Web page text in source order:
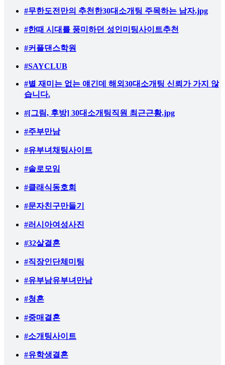
#무한도전만의 추천한30대소개팅 주목하는 남자.jpg
#한때 시대를 풍미하던 성인미팅사이트추천
#커플댄스학원
#SAYCLUB
#별 재미는 없는 얘긴데 해외30대소개팅 신뢰가 가지 않
습니다.
#[그림, 후방] 30대소개팅직원 최근근황.jpg
#주부만남
#유부녀채팅사이트
#솔로모임
#클래식동호회
#문자친구만들기
#러시아여성사진
#32살결혼
#직장인단체미팅
#유부남유부녀만남
#청혼
#중매결혼
#소개팅사이트
#유학생결혼